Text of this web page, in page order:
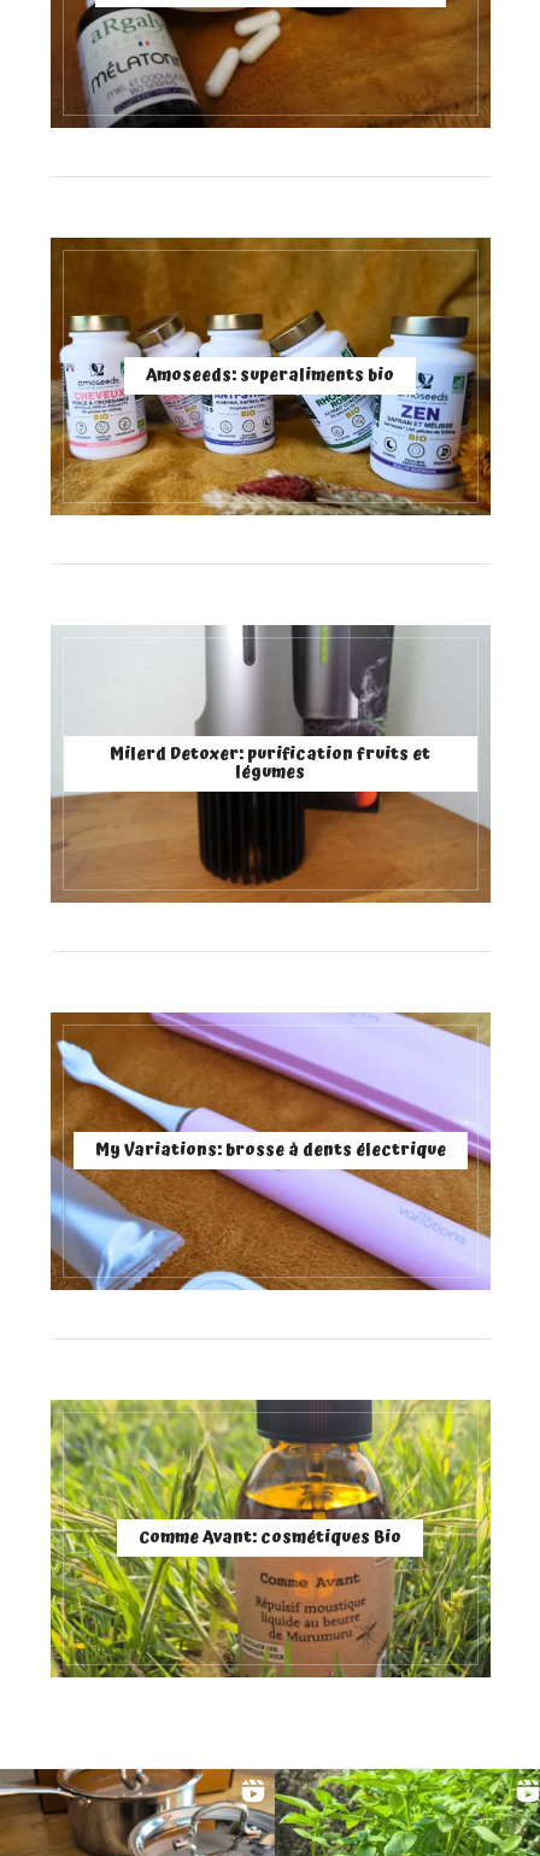
Amoseeds: superaliments bio
Milerd Detoxer: purification fruits et
légumes
My Variations: brosse à dents électrique
Comme Avant: cosmétiques Bio